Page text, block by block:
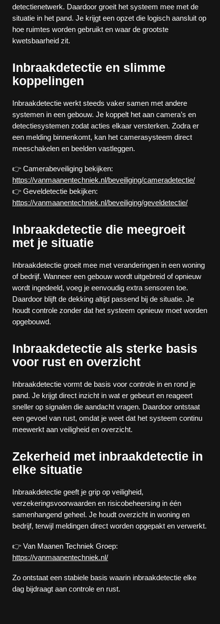
detectienetwerk. Daardoor groeit het systeem mee met de
situatie in het pand. Je krijgt een opzet die logisch aansluit op
hoe ruimtes worden gebruikt en waar de grootste
kwetsbaarheid zit.
Inbraakdetectie en slimme
koppelingen
Inbraakdetectie werkt steeds vaker samen met andere
systemen in een gebouw. Je koppelt het aan camera’s en
detectiesystemen zodat acties elkaar versterken. Zodra er
een melding binnenkomt, kan het camerasysteem direct
meeschakelen en beelden vastleggen.
👉 Camerabeveiliging bekijken:
https://vanmaanentechniek.nl/beveiliging/cameradetectie/
👉 Geveldetectie bekijken:
https://vanmaanentechniek.nl/beveiliging/geveldetectie/
Inbraakdetectie die meegroeit
met je situatie
Inbraakdetectie groeit mee met veranderingen in een woning
of bedrijf. Wanneer een gebouw wordt uitgebreid of opnieuw
wordt ingedeeld, voeg je eenvoudig extra sensoren toe.
Daardoor blijft de dekking altijd passend bij de situatie. Je
houdt controle zonder dat het systeem opnieuw moet worden
opgebouwd.
Inbraakdetectie als sterke basis
voor rust en overzicht
Inbraakdetectie vormt de basis voor controle in en rond je
pand. Je krijgt direct inzicht in wat er gebeurt en reageert
sneller op signalen die aandacht vragen. Daardoor ontstaat
een gevoel van rust, omdat je weet dat het systeem continu
meewerkt aan veiligheid en overzicht.
Zekerheid met inbraakdetectie in
elke situatie
Inbraakdetectie geeft je grip op veiligheid,
verzekeringsvoorwaarden en risicobeheersing in één
samenhangend geheel. Je houdt overzicht in woning en
bedrijf, terwijl meldingen direct worden opgepakt en verwerkt.
👉 Van Maanen Techniek Groep:
https://vanmaanentechniek.nl/
Zo ontstaat een stabiele basis waarin inbraakdetectie elke
dag bijdraagt aan controle en rust.